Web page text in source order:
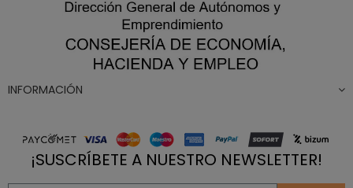
INFORMACIÓN
¡SUSCRÍBETE A NUESTRO NEWSLETTER!